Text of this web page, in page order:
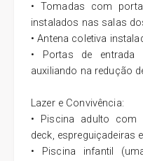
• Tomadas com
instalados nas salas
• Antena coletiva
• Portas de entrada
auxiliando na redução
Lazer e Convivência:
• Piscina adulto com
deck, espreguiçadeiras
• Piscina infantil